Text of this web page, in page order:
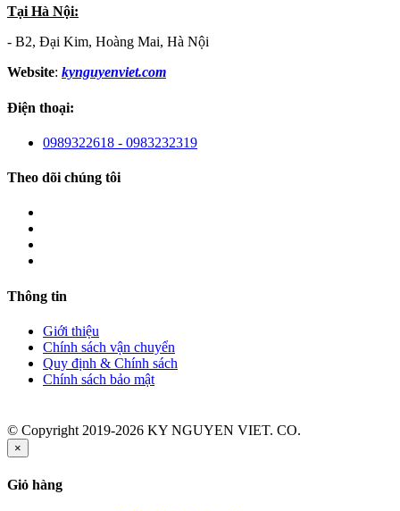
Tại Hà Nội:
- B2, Đại Kim, Hoàng Mai, Hà Nội
Website: kynguyenviet.com
Điện thoại:
0989322618 - 0983232319
Theo dõi chúng tôi
Thông tin
Giới thiệu
Chính sách vận chuyển
Quy định & Chính sách
Chính sách bảo mật
© Copyright 2019-2026 KY NGUYEN VIET. CO.
×
Giỏ hàng